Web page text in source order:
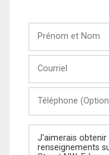
Nom
(Optionnel)
Message